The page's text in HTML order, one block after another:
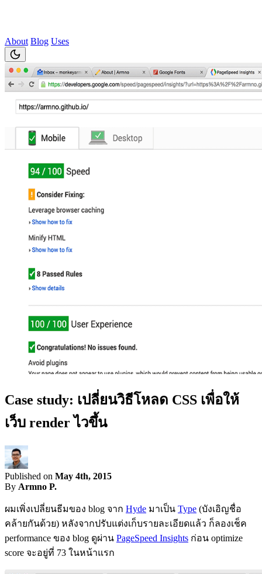
About Blog Uses
Case study: เปลี่ยนวิธีโหลด CSS เพื่อให้
เว็บ render ไวขึ้น
Published on May 4th, 2015
By Armno P.
ผมเพิ่งเปลี่ยนธีมของ blog จาก Hyde มาเป็น Type (บังเอิญชื่อ
คล้ายกันด้วย) หลังจากปรับแต่งเก็บรายละเอียดแล้ว ก็ลองเช็ค
performance ของ blog ดูผ่าน PageSpeed Insights ก่อน optimize
score จะอยู่ที่ 73 ในหน้าแรก